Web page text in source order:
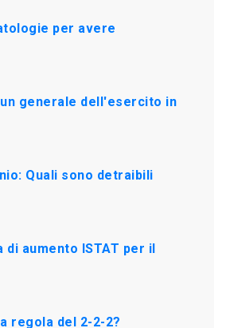
per avere
generale dell'esercito in
Quali sono detraibili
di aumento ISTAT per il
regola del 2-2-2?